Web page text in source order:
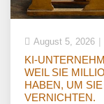
August 5, 2026
KI-
WEIL SIE
HABEN, UM
VERNICHTEN.